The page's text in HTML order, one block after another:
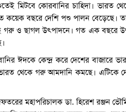
মিটবে কোরবানির চাহিদা। ভারত
বছরে দেশি পশু পালন বেড়েছে।
গরু ও ছাগল উৎপাদনে। গত এক বছরে
ঈদকে কেন্দ্র করে দেশের বাজারে
ভারত থেকে গরু আমদানি কমছে। এটিকে
মহাপরিচালক ডা. হিরেশ রঞ্জন